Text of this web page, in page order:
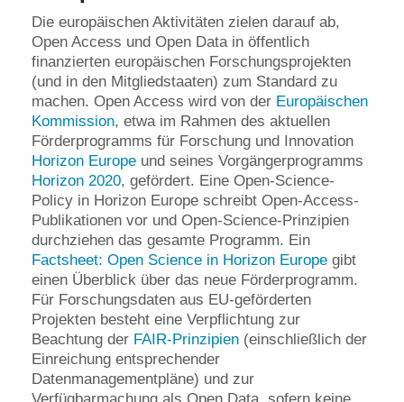
Die europäischen Aktivitäten zielen darauf ab,
Open Access und Open Data in öffentlich
finanzierten europäischen Forschungsprojekten
(und in den Mitgliedstaaten) zum Standard zu
machen. Open Access wird von der Europäischen
Kommission, etwa im Rahmen des aktuellen
Förderprogramms für Forschung und Innovation
Horizon Europe und seines Vorgängerprogramms
Horizon 2020, gefördert. Eine Open-Science-
Policy in Horizon Europe schreibt Open-Access-
Publikationen vor und Open-Science-Prinzipien
durchziehen das gesamte Programm. Ein
Factsheet: Open Science in Horizon Europe gibt
einen Überblick über das neue Förderprogramm.
Für Forschungsdaten aus EU-geförderten
Projekten besteht eine Verpflichtung zur
Beachtung der FAIR-Prinzipien (einschließlich der
Einreichung entsprechender
Datenmanagementpläne) und zur